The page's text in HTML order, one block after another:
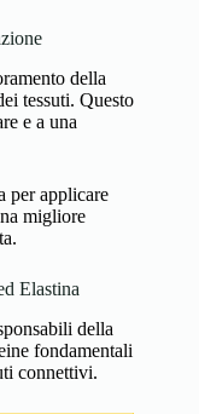
della
tessuti. Questo
e a una
per applicare
migliore
Elastina
della
fondamentali
connettivi.